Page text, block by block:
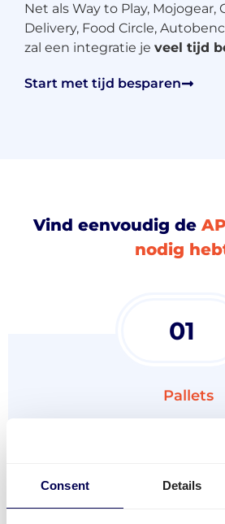
Consent Details
Net als Way to Play, Mojogear,
Delivery, Food Circle,
zal een integratie jeveel tijd
Start met tijd besparen
Vind eenvoudig de
nodig
01
Pallets
Offerte aanvragen